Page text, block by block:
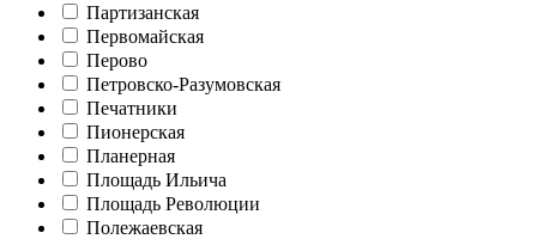
Партизанская
Первомайская
Перово
Петровско-Разумовская
Печатники
Пионерская
Планерная
Площадь Ильича
Площадь Революции
Полежаевская